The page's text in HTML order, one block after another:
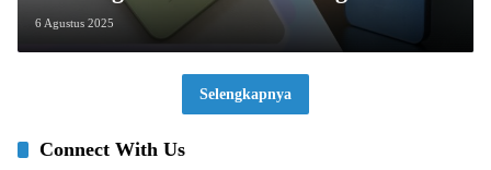
Pilihannya!
6 Agustus 2025
Selengkapnya
Connect With Us